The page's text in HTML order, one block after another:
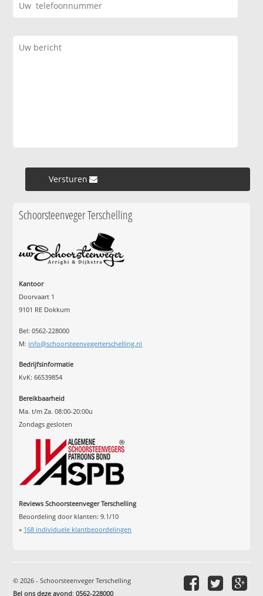
Versturen »
Schoorsteenveger Terschelling
Kantoor
Doorvaart 1
9101 RE Dokkum
Bel: 0562-228000
M: info@schoorsteenvegerterschelling.nl
Bedrijfsinformatie
KvK: 66539854
Bereikbaarheid
Ma. t/m Za. 08:00-20:00u
Zondags gesloten
Reviews Schoorsteenveger Terschelling
Beoordeling door klanten:9.1/10
» 168 individuele klantbeoordelingen
© 2026 - Schoorsteenveger Terschelling
Bel ons deze avond:0562-228000